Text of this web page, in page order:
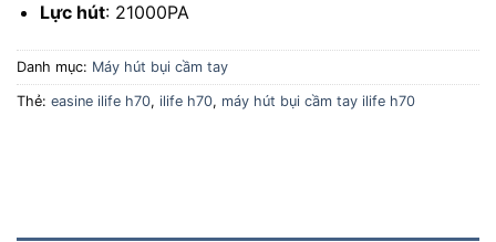
Lực hút: 21000PA
Danh mục: Máy hút bụi cầm tay
Thẻ: easine ilife h70, ilife h70, máy hút bụi cầm tay ilife h70